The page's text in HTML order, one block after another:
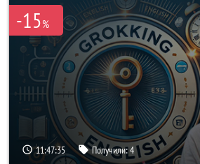
-15%
11:47:33 Получили:4